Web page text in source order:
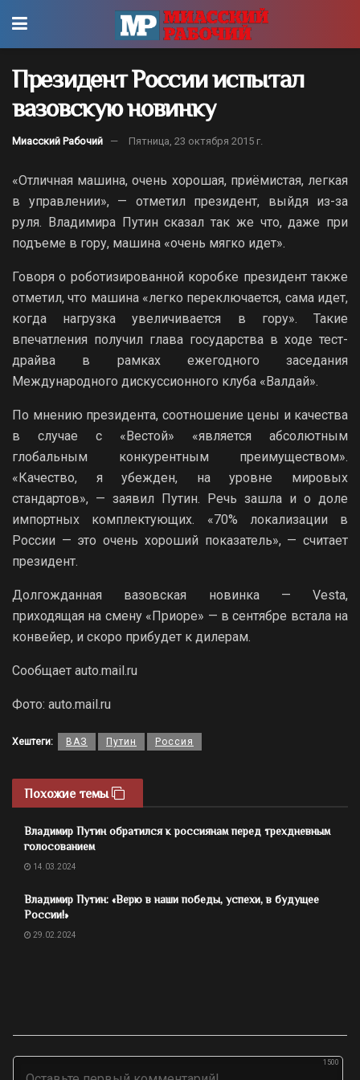
Президент России испытал
вазовскую новинку
Миасский Рабочий Пятница, 23 октября 2015 г.
«Отличная машина, очень хорошая, приёмистая, легкая
в управлении», — отметил президент, выйдя из-за
руля. Владимира Путин сказал так же что, даже при
подъеме в гору, машина «очень мягко идет».
Говоря о роботизированной коробке президент также
отметил, что машина «легко переключается, сама идет,
когда нагрузка увеличивается в гору». Такие
впечатления получил глава государства в ходе тест-
драйва в рамках ежегодного заседания
Международного дискуссионного клуба «Валдай».
По мнению президента, соотношение цены и качества
в случае с «Вестой» «является абсолютным
глобальным конкурентным преимуществом».
«Качество, я убежден, на уровне мировых
стандартов», — заявил Путин. Речь зашла и о доле
импортных комплектующих. «70% локализации в
России — это очень хороший показатель», — считает
президент.
Долгожданная вазовская новинка — Vesta,
приходящая на смену «Приоре» — в сентябре встала на
конвейер, и скоро прибудет к дилерам.
Сообщает auto.mail.ru
Фото: auto.mail.ru
Хештеги: ВАЗ Путин Россия
Похожие темы
Владимир Путин обратился к россиянам перед трехдневным
голосованием
14.03.2024
Владимир Путин: «Верю в наши победы, успехи, в будущее
России!»
29.02.2024
1500